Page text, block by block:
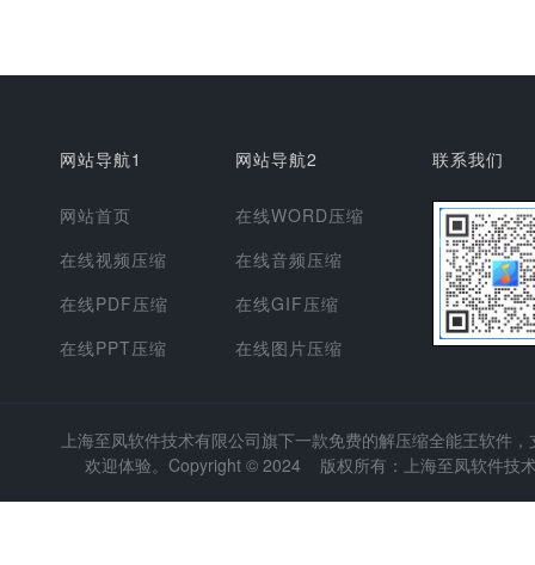
网站导航1
网站首页
在线视频压缩
在线PDF压缩
在线PPT压缩
网站导航2
在线WORD压缩
在线音频压缩
在线GIF压缩
在线图片压缩
联系我们
上海至凤软件技术有限公司旗下一款免费的解压缩全能王软件
欢迎体验。Copyright © 2024 版权所有：上海至凤软件技